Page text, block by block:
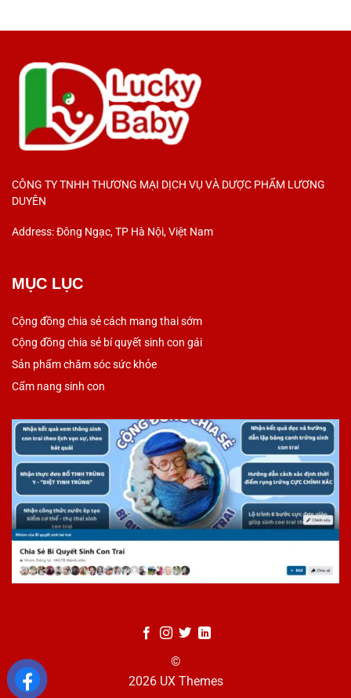
CÔNG TY TNHH THƯƠNG MẠI DỊCH VỤ VÀ DƯỢC PHẨM LƯƠNG
DUYÊN
Address: Đông Ngạc, TP Hà Nội, Việt Nam
MỤC LỤC
Cộng đồng chia sẻ cách mang thai sớm
Cộng đồng chia sẻ bí quyết sinh con gái
Sản phẩm chăm sóc sức khỏe
Cẩm nang sinh con
©
2026 UX Themes